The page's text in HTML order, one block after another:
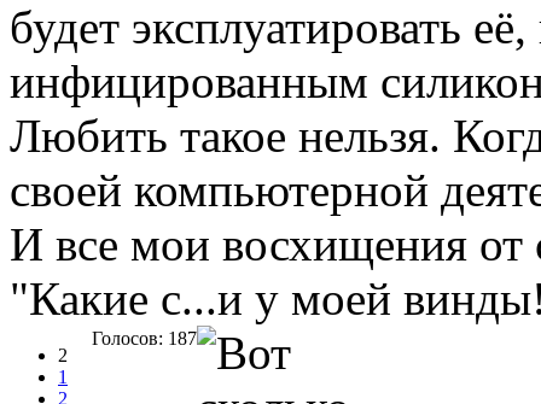
будет эксплуатировать
инфицированным
Любить такое нельзя.
своей компьютерной
И все мои восхищения от
"Какие с...и у моей
2
1
2
Голосов: 187